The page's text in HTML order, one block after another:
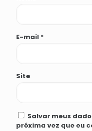
E-mail *
Site
Salvar meus
próxima vez que eu